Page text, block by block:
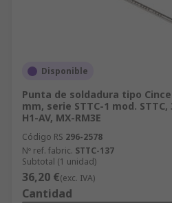
Disponible
Punta de soldadura tipo
mm, serie STTC-1 mod.
H1-AV, MX-RM3E
Código RS 296-2578
Nº ref. fabric. STTC-137
Subtotal (1 unidad)
36,20 €(exc. IVA)
Cantidad